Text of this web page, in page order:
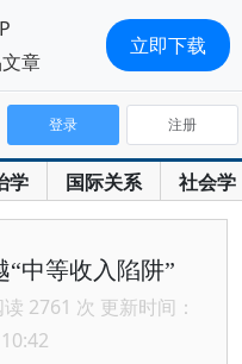
学 国际关系 社会学
登录 注册
中等收入陷阱”
2761 次 更新时间：
章
立即下载